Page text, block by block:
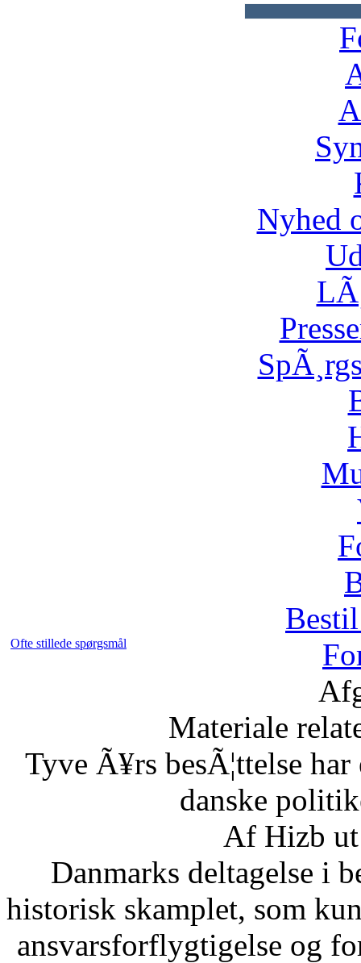
Nyhed
Ofte stillede spørgsmål
Materiale
Tyve Ã¥rs besÃ¦ttelse
danske
Af Hizb
Danmarks deltagelse i
historisk skamplet, som
ansvarsforflygtigelse og